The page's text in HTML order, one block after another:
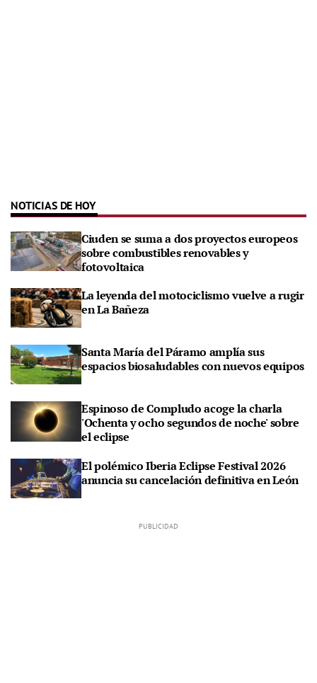
NOTICIAS DE HOY
Ciuden se suma a dos proyectos europeos
sobre combustibles renovables y
fotovoltaica
La leyenda del motociclismo vuelve a rugir
en La Bañeza
Santa María del Páramo amplía sus
espacios biosaludables con nuevos equipos
Espinoso de Compludo acoge la charla
'Ochenta y ocho segundos de noche' sobre
el eclipse
El polémico Iberia Eclipse Festival 2026
anuncia su cancelación definitiva en León